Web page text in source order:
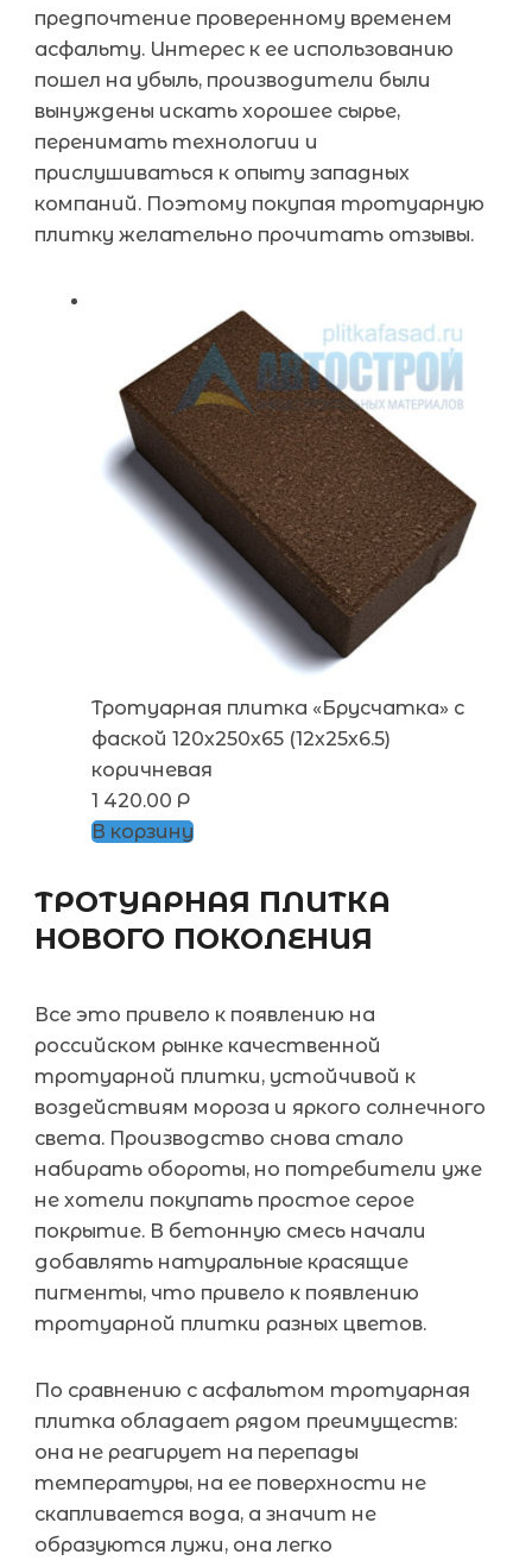
предпочтение проверенному временем
асфальту. Интерес к ее использованию
пошел на убыль, производители были
вынуждены искать хорошее сырье,
перенимать технологии и
прислушиваться к опыту западных
компаний. Поэтому покупая тротуарную
плитку желательно прочитать отзывы.
Тротуарная плитка «Брусчатка» с
фаской 120х250х65 (12х25х6.5)
коричневая
1 420.00 Р
В корзину
ТРОТУАРНАЯ ПЛИТКА
НОВОГО ПОКОЛЕНИЯ
Все это привело к появлению на
российском рынке качественной
тротуарной плитки, устойчивой к
воздействиям мороза и яркого солнечного
света. Производство снова стало
набирать обороты, но потребители уже
не хотели покупать простое серое
покрытие. В бетонную смесь начали
добавлять натуральные красящие
пигменты, что привело к появлению
тротуарной плитки разных цветов.
По сравнению с асфальтом тротуарная
плитка обладает рядом преимуществ:
она не реагирует на перепады
температуры, на ее поверхности не
скапливается вода, а значит не
образуются лужи, она легко